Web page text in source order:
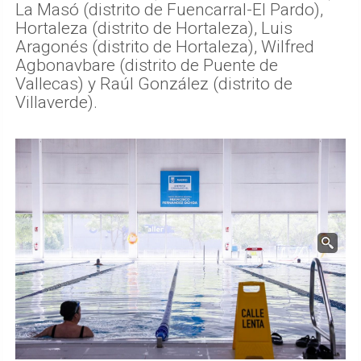
La Masó (distrito de Fuencarral-El Pardo),
Hortaleza (distrito de Hortaleza), Luis
Aragonés (distrito de Hortaleza), Wilfred
Agbonavbare (distrito de Puente de
Vallecas) y Raúl González (distrito de
Villaverde).